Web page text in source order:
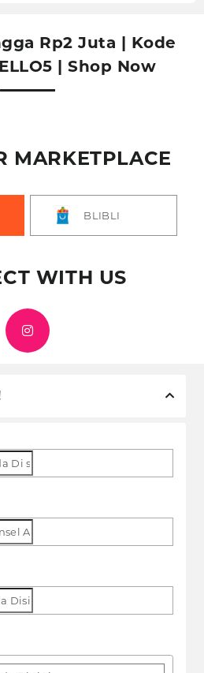
Rp2 Juta | Kode
| Shop Now
MARKETPLACE
BLIBLI
WITH US